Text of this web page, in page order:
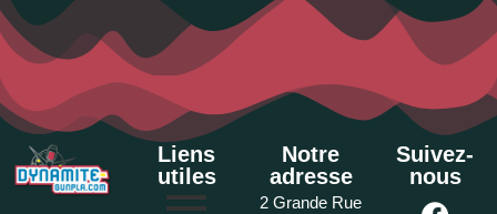
Liens
utiles
Notre
adresse
2 Grande Rue
Suivez-
nous